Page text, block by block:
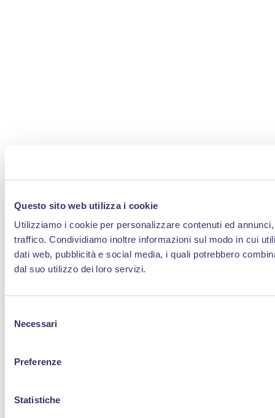
Questo sito web utilizza i cookie
Utilizziamo i cookie per personalizzare contenuti ed
traffico. Condividiamo inoltre informazioni sul modo in cui
dati web, pubblicità e social media, i quali potrebbero
dal suo utilizzo dei loro servizi.
delNecessari
Preferenze
Statistiche